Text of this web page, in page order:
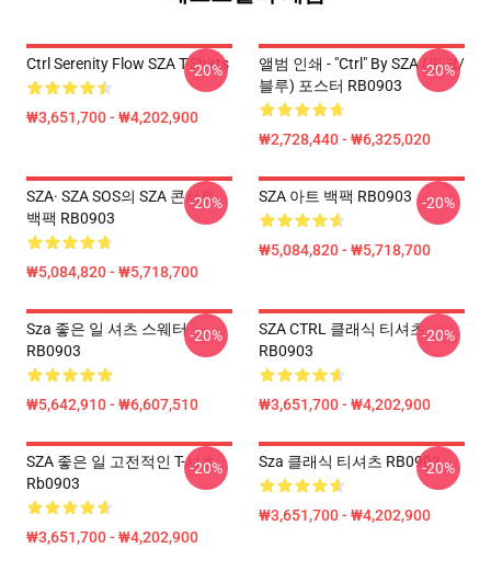
Ctrl Serenity Flow SZA T-Shirts
₩3,651,700 - ₩4,202,900
-20%
앨범 인쇄 - "Ctrl" By SZA (핑크/
블루) 포스터 RB0903
₩2,728,440 - ₩6,325,020
-20%
SZA· SZA SOS의 SZA 콘서트
백팩 RB0903
₩5,084,820 - ₩5,718,700
-20% SZA 아트 백팩 RB0903
₩5,084,820 - ₩5,718,700
-20%
Sza 좋은 일 셔츠 스웨터
RB0903
₩5,642,910 - ₩6,607,510
-20%
SZA CTRL 클래식 티셔츠
RB0903
₩3,651,700 - ₩4,202,900
-20%
SZA 좋은 일 고전적인 T-셔츠
Rb0903
₩3,651,700 - ₩4,202,900
-20% Sza 클래식 티셔츠 RB0903
₩3,651,700 - ₩4,202,900
-20%